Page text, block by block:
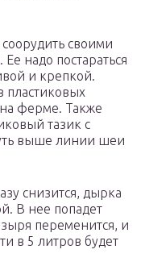
своими
надо постараться
и крепкой.
пластиковых
ферме. Также
тазик с
выше линии шеи
снизится, дырка
В нее попадет
переменится, и
в 5 литров будет